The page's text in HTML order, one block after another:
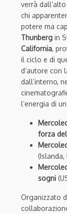
verrà
chi
potere ma
Thunberg in
California,
il ciclo e di
d’autore con
dall’interno,
l’energia di
forza
(Islanda,
sogni
Organizzato